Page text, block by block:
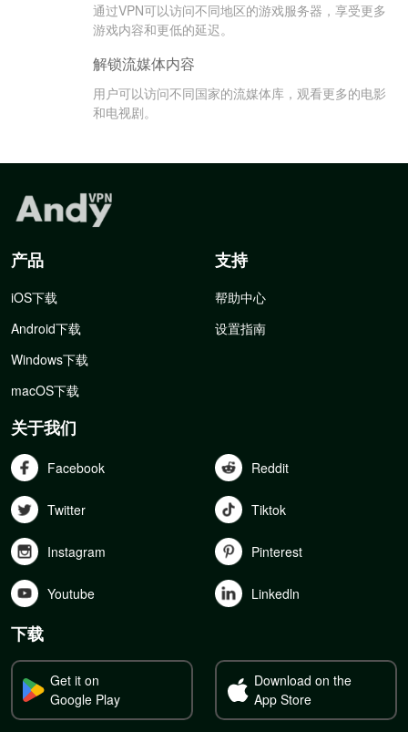
通过VPN可以访问不同地区的游戏服务器，享受更多
游戏内容和更低的延迟。
解锁流媒体内容
用户可以访问不同国家的流媒体库，观看更多的电影
和电视剧。
产品
iOS下载
Android下载
Windows下载
macOS下载
支持
帮助中心
设置指南
关于我们
Facebook Reddit
Twitter Tiktok
Instagram Pinterest
Youtube Linkedln
下载
Get it on
Google Play
Download on the
App Store